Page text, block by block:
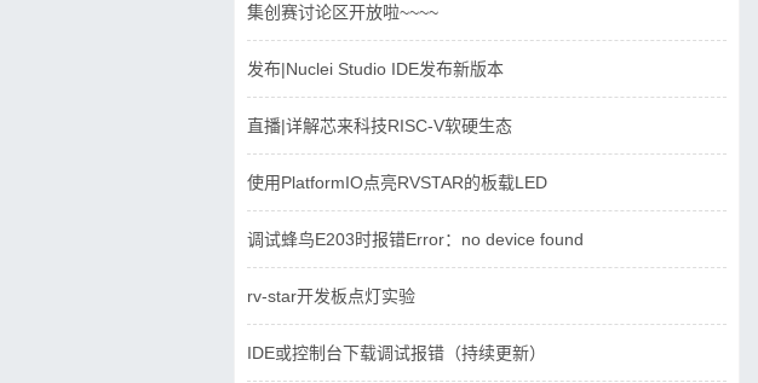
集创赛讨论区开放啦~~~~
发布|Nuclei Studio IDE发布新版本
直播|详解芯来科技RISC-V软硬生态
使用PlatformIO点亮RVSTAR的板载LED
调试蜂鸟E203时报错Error：no device found
rv-star开发板点灯实验
IDE或控制台下载调试报错（持续更新）